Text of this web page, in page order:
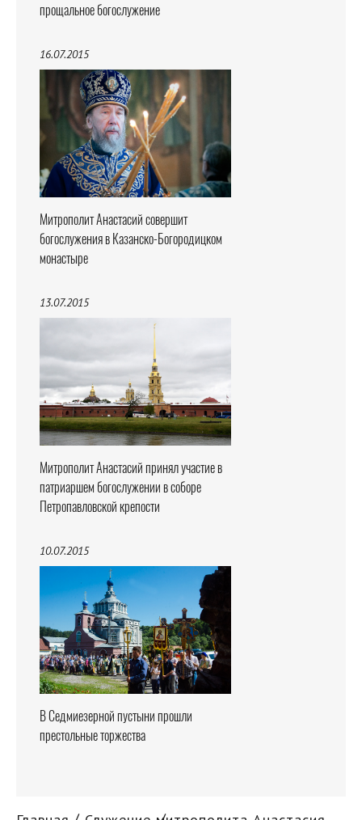
прощальное богослужение
16.07.2015
Митрополит Анастасий совершит
богослужения в Казанско-Богородицком
монастыре
13.07.2015
Митрополит Анастасий принял участие в
патриаршем богослужении в соборе
Петропавловской крепости
10.07.2015
В Седмиезерной пустыни прошли
престольные торжества